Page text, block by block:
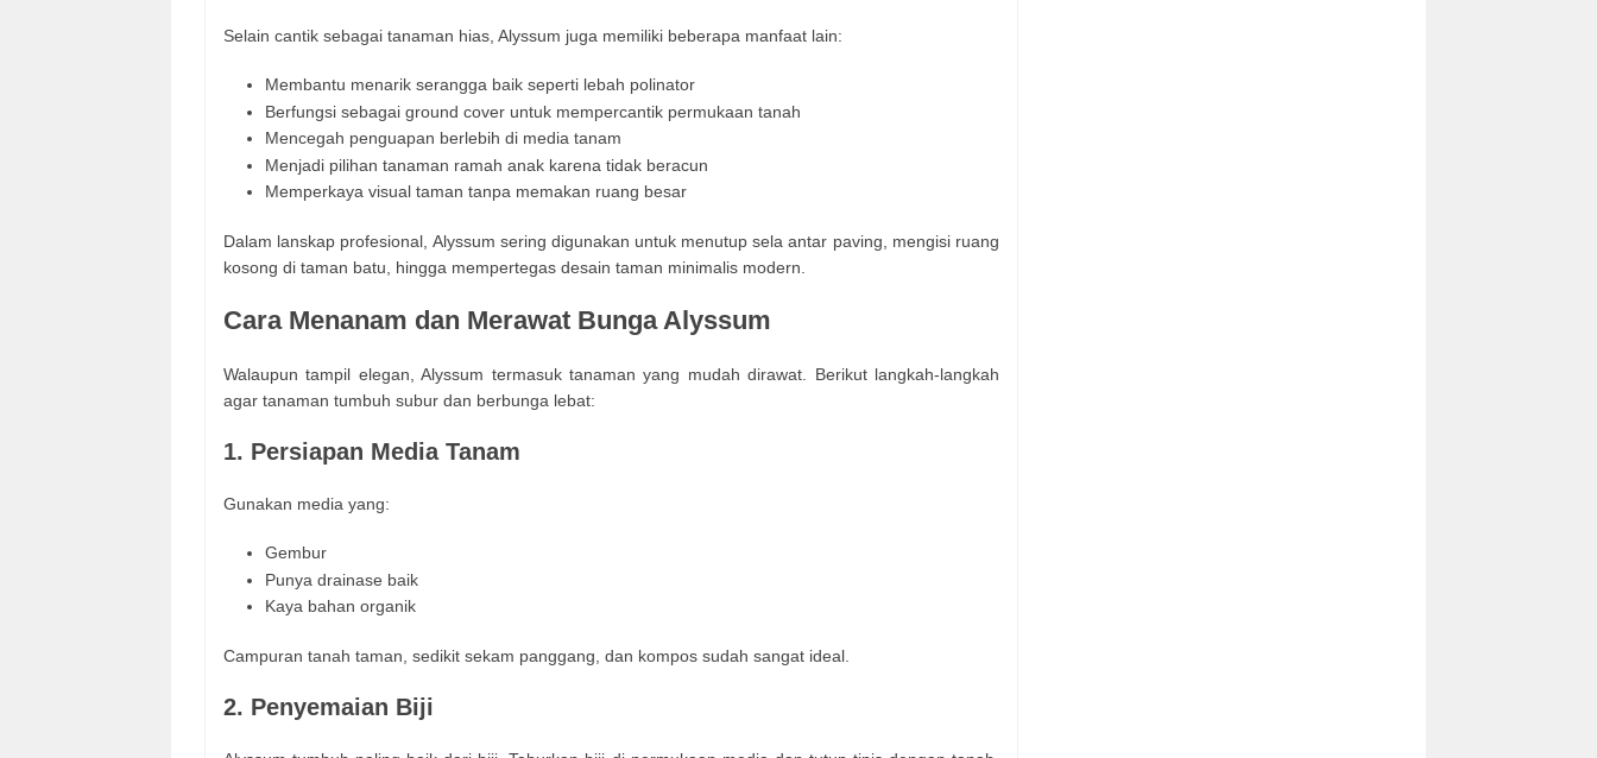
Selain cantik sebagai tanaman hias, Alyssum juga memiliki beberapa manfaat lain:
Membantu menarik serangga baik seperti lebah polinator
Berfungsi sebagai ground cover untuk mempercantik permukaan tanah
Mencegah penguapan berlebih di media tanam
Menjadi pilihan tanaman ramah anak karena tidak beracun
Memperkaya visual taman tanpa memakan ruang besar
Dalam lanskap profesional, Alyssum sering digunakan untuk menutup sela antar paving, mengisi ruang
kosong di taman batu, hingga mempertegas desain taman minimalis modern.
Cara Menanam dan Merawat Bunga Alyssum
Walaupun tampil elegan, Alyssum termasuk tanaman yang mudah dirawat. Berikut langkah-langkah
agar tanaman tumbuh subur dan berbunga lebat:
1. Persiapan Media Tanam
Gunakan media yang:
Gembur
Punya drainase baik
Kaya bahan organik
Campuran tanah taman, sedikit sekam panggang, dan kompos sudah sangat ideal.
2. Penyemaian Biji